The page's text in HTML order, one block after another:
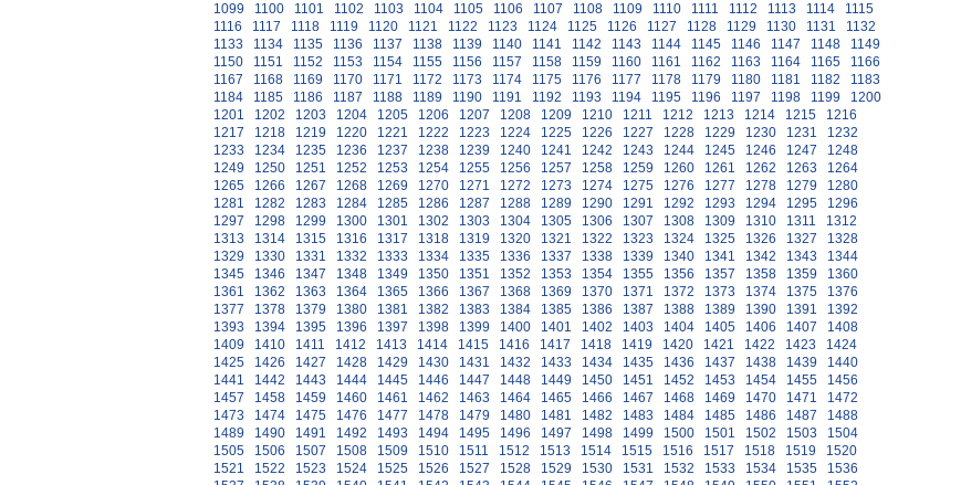
1099
1100 1101 1102 1103 1104 1105 1106 1107 1108 1109 1110 1111 1112 1113 1114
1115
1116
1117 1118 1119 1120 1121 1122 1123 1124 1125 1126 1127 1128 1129 1130 1131
1132
1133
1134 1135 1136 1137 1138 1139 1140 1141 1142 1143 1144 1145 1146 1147 1148
1149
1150
1151 1152 1153 1154 1155 1156 1157 1158 1159 1160 1161 1162 1163 1164 1165
1166
1167
1168 1169 1170 1171 1172 1173 1174 1175 1176 1177 1178 1179 1180 1181 1182
1183
1184
1185 1186 1187 1188 1189 1190 1191 1192 1193 1194 1195 1196 1197 1198 1199
1200
1201
1202 1203 1204 1205 1206 1207 1208 1209 1210 1211 1212 1213 1214 1215
1216
1217
1218 1219 1220 1221 1222 1223 1224 1225 1226 1227 1228 1229 1230 1231
1232
1233
1234 1235 1236 1237 1238 1239 1240 1241 1242 1243 1244 1245 1246 1247
1248
1249
1250 1251 1252 1253 1254 1255 1256 1257 1258 1259 1260 1261 1262 1263
1264
1265
1266 1267 1268 1269 1270 1271 1272 1273 1274 1275 1276 1277 1278 1279
1280
1281
1282 1283 1284 1285 1286 1287 1288 1289 1290 1291 1292 1293 1294 1295
1296
1297
1298 1299 1300 1301 1302 1303 1304 1305 1306 1307 1308 1309 1310 1311
1312
1313
1314 1315 1316 1317 1318 1319 1320 1321 1322 1323 1324 1325 1326 1327
1328
1329
1330 1331 1332 1333 1334 1335 1336 1337 1338 1339 1340 1341 1342 1343
1344
1345
1346 1347 1348 1349 1350 1351 1352 1353 1354 1355 1356 1357 1358 1359
1360
1361
1362 1363 1364 1365 1366 1367 1368 1369 1370 1371 1372 1373 1374 1375
1376
1377
1378 1379 1380 1381 1382 1383 1384 1385 1386 1387 1388 1389 1390 1391
1392
1393
1394 1395 1396 1397 1398 1399 1400 1401 1402 1403 1404 1405 1406 1407
1408
1409
1410 1411 1412 1413 1414 1415 1416 1417 1418 1419 1420 1421 1422 1423
1424
1425
1426 1427 1428 1429 1430 1431 1432 1433 1434 1435 1436 1437 1438 1439
1440
1441
1442 1443 1444 1445 1446 1447 1448 1449 1450 1451 1452 1453 1454 1455
1456
1457
1458 1459 1460 1461 1462 1463 1464 1465 1466 1467 1468 1469 1470 1471
1472
1473
1474 1475 1476 1477 1478 1479 1480 1481 1482 1483 1484 1485 1486 1487
1488
1489
1490 1491 1492 1493 1494 1495 1496 1497 1498 1499 1500 1501 1502 1503
1504
1505
1506 1507 1508 1509 1510 1511 1512 1513 1514 1515 1516 1517 1518 1519
1520
1521
1522 1523 1524 1525 1526 1527 1528 1529 1530 1531 1532 1533 1534 1535
1536